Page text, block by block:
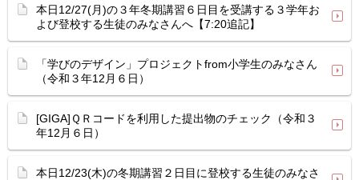
本日12/27(月)の３年冬期講習６日目を受講する３学年お
よび登校する生徒のみなさんへ【7:20追記】
「学びのデザイン」プロジェクトfrom小学生のみなさん
（令和３年12月６日）
[GIGA]ＱＲコードを利用した提出物のチェック（令和３
年12月６日）
本日12/23(木)の冬期講習２日目に登校する生徒のみなさ